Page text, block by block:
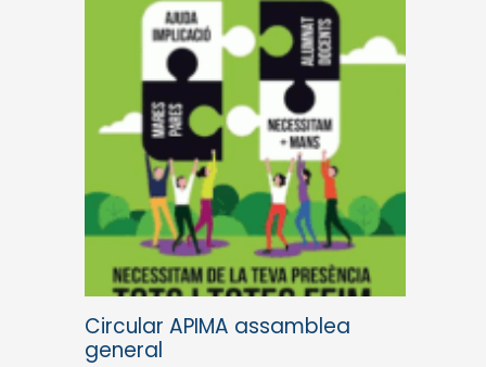
Circular APIMA assamblea
general